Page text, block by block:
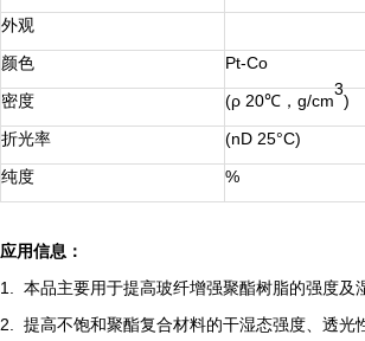
外观
颜色
Pt-Co
密度
(ρ 20℃ ， g/cm
3
)
折光率
(nD 25°C)
纯度
%
应用信息：
1. 本品主要用于提高玻纤增强聚酯树脂的强度及
2. 提高不饱和聚酯复合材料的干湿态强度、透光